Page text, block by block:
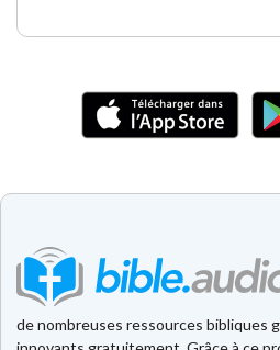
de nombreuses ressources bibliques